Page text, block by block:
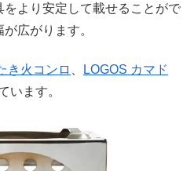
より安定して載せることがで
広がります。
き火コンロ
LOGOS カマド
います。